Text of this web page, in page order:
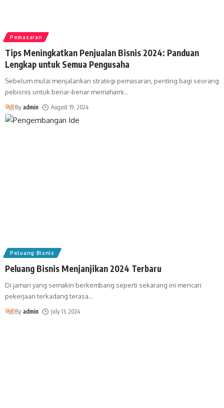
Pemasaran
Tips Meningkatkan Penjualan Bisnis 2024: Panduan
Lengkap untuk Semua Pengusaha
Sebelum mulai menjalankan strategi pemasaran, penting bagi seorang
pebisnis untuk benar-benar memahami…
By admin August 19, 2024
Peluang Bisnis
Peluang Bisnis Menjanjikan 2024 Terbaru
Di jaman yang semakin berkembang seperti sekarang ini mencari
pekerjaan terkadang terasa…
By admin July 13, 2024